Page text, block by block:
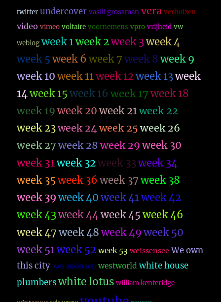
twitter undercover vasili grossman vera verhuizen
video vimeo voltaire voornemens vpro vrijheid vw
weblog week 1week 2week 3week 4
week 5 week 6 week 7 week 8 week 9
week 10 week 11week 12week 13week
14week 15 week 16 week 17 week 18
week 19 week 20 week 21week 22
week 23week 24week 25 week 26
week 27 week 28 week 29 week 30
week 31week 32week 33 week 34
week 35 week 36 week 37 week 38
week 39 week 40 week 41week 42
week 43week 44week 45 week 46
week 47 week 48 week 49 week 50
week 51week 52 week 53 weissensee We own
this city wes anderson westworld white house
plumbers white lotus william kenteridge